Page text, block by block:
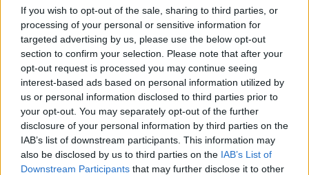
If you wish to opt-out of the sale, sharing to third parties, or
processing of your personal or sensitive information for
targeted advertising by us, please use the below opt-out
section to confirm your selection. Please note that after your
opt-out request is processed you may continue seeing
interest-based ads based on personal information utilized by
us or personal information disclosed to third parties prior to
your opt-out. You may separately opt-out of the further
disclosure of your personal information by third parties on the
IAB’s list of downstream participants. This information may
also be disclosed by us to third parties on the IAB’s List of
Downstream Participants that may further disclose it to other
Reveladas las camisetas de los Houston Rockets
25-26 + Nuevo logotipo
OFICIAL Basketball Jersey Archive 17h